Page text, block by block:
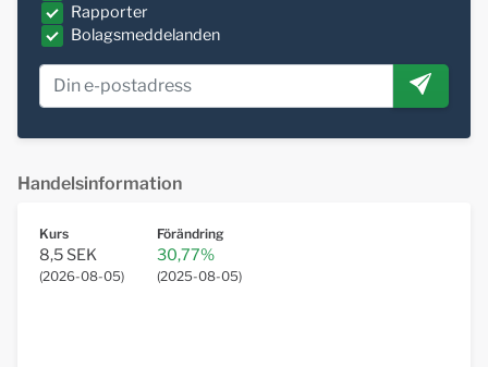
Rapporter
Bolagsmeddelanden
Handelsinformation
Kurs
8,5 SEK
(2026-08-05)
Förändring
30,77%
(2025-08-05)